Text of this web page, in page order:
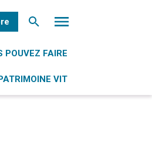
POUVEZ FAIRE
VIT